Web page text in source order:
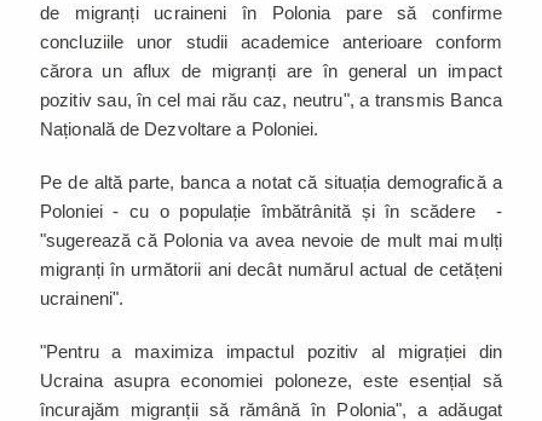
de migranți ucraineni în Polonia pare să confirme
concluziile unor studii academice anterioare conform
cărora un aflux de migranți are în general un impact
pozitiv sau, în cel mai rău caz, neutru", a transmis Banca
Națională de Dezvoltare a Poloniei.
Pe de altă parte, banca a notat că situația demografică a
Poloniei - cu o populație îmbătrânită și în scădere -
"sugerează că Polonia va avea nevoie de mult mai mulți
migranți în următorii ani decât numărul actual de cetățeni
ucraineni".
"Pentru a maximiza impactul pozitiv al migrației din
Ucraina asupra economiei poloneze, este esențial să
încurajăm migranții să rămână în Polonia", a adăugat